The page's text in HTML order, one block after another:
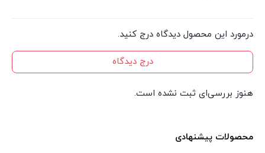
درمورد این محصول دیدگاه درج کنید.
درج دیدگاه
هنوز بررسی‌ای ثبت نشده است.
محصولات پیشنهادی